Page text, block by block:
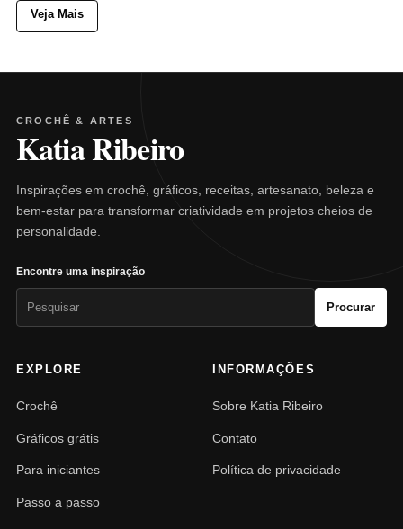
Veja Mais
CROCHÊ & ARTES
Katia Ribeiro
Inspirações em crochê, gráficos, receitas, artesanato, beleza e
bem-estar para transformar criatividade em projetos cheios de
personalidade.
Encontre uma inspiração
Procurar
EXPLORE
Crochê
Gráficos grátis
Para iniciantes
Passo a passo
INFORMAÇÕES
Sobre Katia Ribeiro
Contato
Política de privacidade